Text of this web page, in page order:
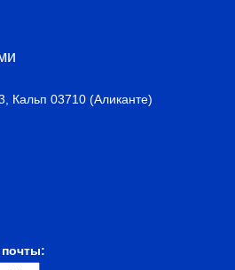
Кальп 03710 (Аликанте)